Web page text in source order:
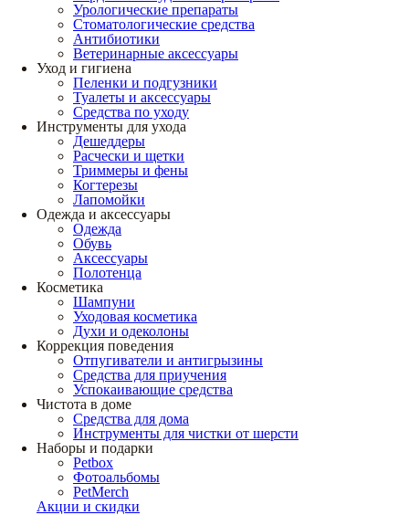
Урологические препараты
Стоматологические средства
Антибиотики
Ветеринарные аксессуары
Уход и гигиена
Пеленки и подгузники
Туалеты и аксессуары
Средства по уходу
Инструменты для ухода
Дешеддеры
Расчески и щетки
Триммеры и фены
Когтерезы
Лапомойки
Одежда и аксессуары
Одежда
Обувь
Аксессуары
Полотенца
Косметика
Шампуни
Уходовая косметика
Духи и одеколоны
Коррекция поведения
Отпугиватели и антигрызины
Средства для приучения
Успокаивающие средства
Чистота в доме
Средства для дома
Инструменты для чистки от шерсти
Наборы и подарки
Petbox
Фотоальбомы
PetMerch
Акции и скидки